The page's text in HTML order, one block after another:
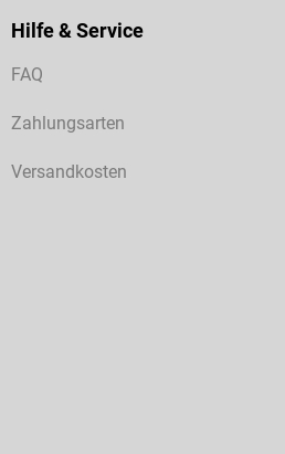
Hilfe & Service
FAQ
Zahlungsarten
Versandkosten